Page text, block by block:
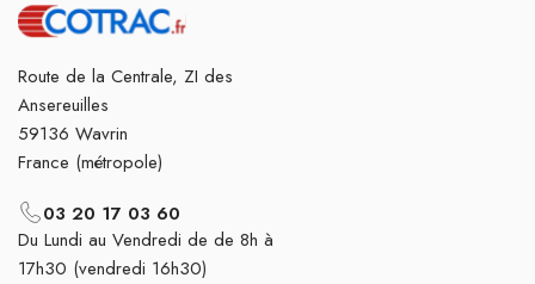
Route de la Centrale, ZI des
Ansereuilles
59136 Wavrin
France (métropole)
03 20 17 03 60
Du Lundi au Vendredi de de 8h à
17h30 (vendredi 16h30)